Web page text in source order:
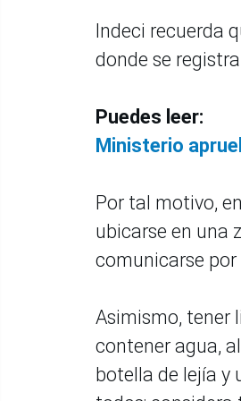
Indeci recuerda
donde se
Puedes leer:
Ministerio
Por tal motivo,
ubicarse en una
comunicarse
Asimismo, tener
contener agua,
botella de lejía y